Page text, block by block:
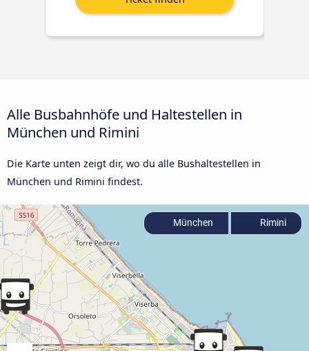
Alle Busbahnhöfe und Haltestellen in
München und Rimini
Die Karte unten zeigt dir, wo du alle Bushaltestellen in
München und Rimini findest.
München Rimini